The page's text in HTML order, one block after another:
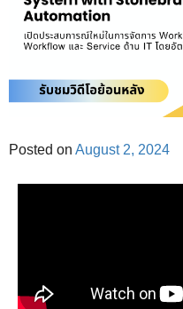
Posted on August 2, 2024